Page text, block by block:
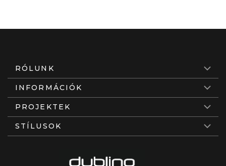
RÓLUNK
INFORMÁCIÓK
PROJEKTEK
STÍLUSOK